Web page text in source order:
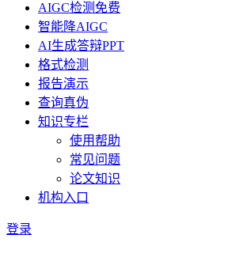
AIGC检测 免费
智能降AIGC
AI生成答辩PPT
格式检测
报告演示
查询真伪
知识专栏
使用帮助
常见问题
论文知识
机构入口
登录